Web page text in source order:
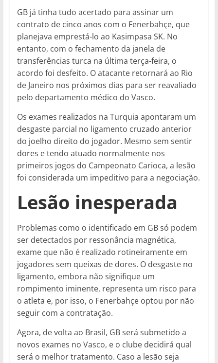
GB já tinha tudo acertado para assinar um
contrato de cinco anos com o Fenerbahçe, que
planejava emprestá-lo ao Kasimpasa SK. No
entanto, com o fechamento da janela de
transferências turca na última terça-feira, o
acordo foi desfeito. O atacante retornará ao Rio
de Janeiro nos próximos dias para ser reavaliado
pelo departamento médico do Vasco.
Os exames realizados na Turquia apontaram um
desgaste parcial no ligamento cruzado anterior
do joelho direito do jogador. Mesmo sem sentir
dores e tendo atuado normalmente nos
primeiros jogos do Campeonato Carioca, a lesão
foi considerada um impeditivo para a negociação.
Lesão inesperada
Problemas como o identificado em GB só podem
ser detectados por ressonância magnética,
exame que não é realizado rotineiramente em
jogadores sem queixas de dores. O desgaste no
ligamento, embora não signifique um
rompimento iminente, representa um risco para
o atleta e, por isso, o Fenerbahçe optou por não
seguir com a contratação.
Agora, de volta ao Brasil, GB será submetido a
novos exames no Vasco, e o clube decidirá qual
será o melhor tratamento. Caso a lesão seja